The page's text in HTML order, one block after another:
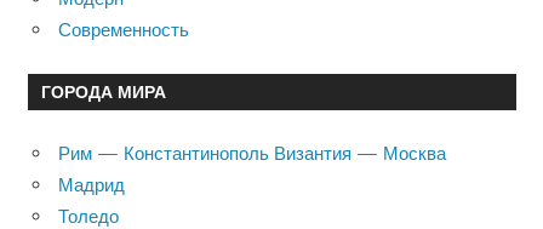
Современность
ГОРОДА МИРА
Рим — Константинополь Византия — Москва
Мадрид
Толедо